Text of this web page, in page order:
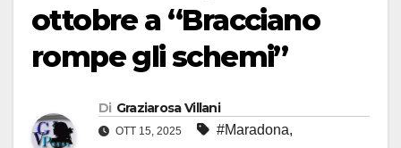
ottobre a “Bracciano
rompe gli schemi”
Di Graziarosa Villani
OTT 15, 2025 #Maradona,